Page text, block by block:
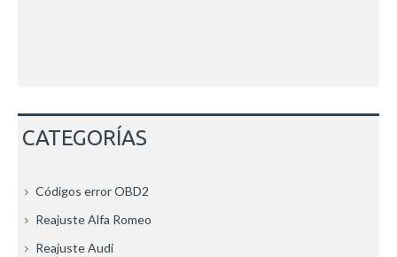
CATEGORÍAS
Códigos error OBD2
Reajuste Alfa Romeo
Reajuste Audi